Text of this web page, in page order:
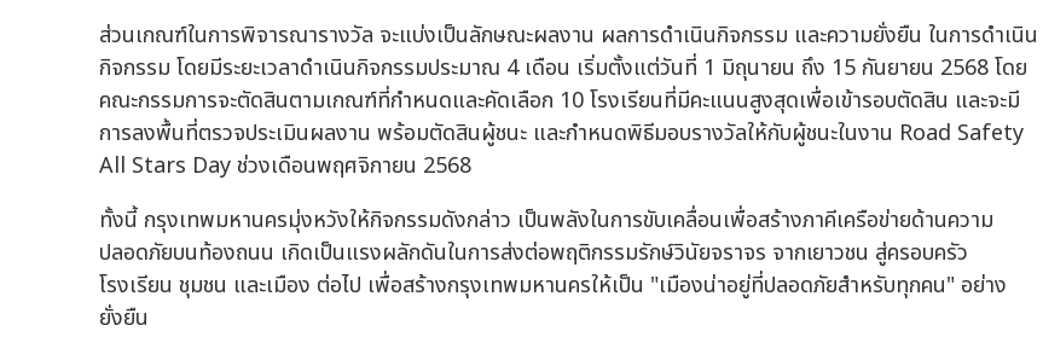
ส่วนเกณฑ์ในการพิจารณารางวัล จะแบ่งเป็นลักษณะผลงาน ผลการดำเนินกิจกรรม และความยั่งยืน ในการดำเนิน
กิจกรรม โดยมีระยะเวลาดำเนินกิจกรรมประมาณ 4 เดือน เริ่มตั้งแต่วันที่ 1 มิถุนายน ถึง 15 กันยายน 2568 โดย
คณะกรรมการจะตัดสินตามเกณฑ์ที่กำหนดและคัดเลือก 10 โรงเรียนที่มีคะแนนสูงสุดเพื่อเข้ารอบตัดสิน และจะมี
การลงพื้นที่ตรวจประเมินผลงาน พร้อมตัดสินผู้ชนะ และกำหนดพิธีมอบรางวัลให้กับผู้ชนะในงาน Road Safety
All Stars Day ช่วงเดือนพฤศจิกายน 2568
ทั้งนี้ กรุงเทพมหานครมุ่งหวังให้กิจกรรมดังกล่าว เป็นพลังในการขับเคลื่อนเพื่อสร้างภาคีเครือข่ายด้านความ
ปลอดภัยบนท้องถนน เกิดเป็นแรงผลักดันในการส่งต่อพฤติกรรมรักษ์วินัยจราจร จากเยาวชน สู่ครอบครัว
โรงเรียน ชุมชน และเมือง ต่อไป เพื่อสร้างกรุงเทพมหานครให้เป็น "เมืองน่าอยู่ที่ปลอดภัยสำหรับทุกคน" อย่าง
ยั่งยืน